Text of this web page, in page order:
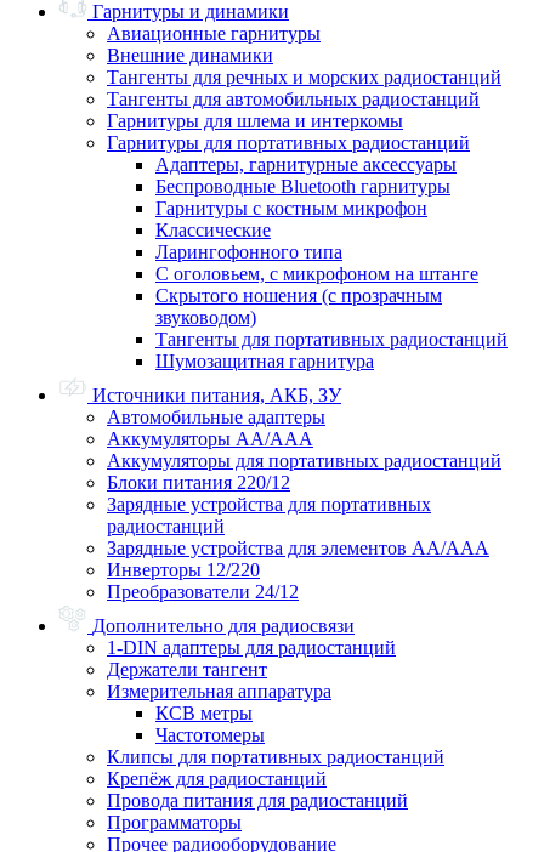
Гарнитуры и динамики
Авиационные гарнитуры
Внешние динамики
Тангенты для речных и морских радиостанций
Тангенты для автомобильных радиостанций
Гарнитуры для шлема и интеркомы
Гарнитуры для портативных радиостанций
Адаптеры, гарнитурные аксессуары
Беспроводные Bluetooth гарнитуры
Гарнитуры с костным микрофон
Классические
Ларингофонного типа
С оголовьем, с микрофоном на штанге
Скрытого ношения (с прозрачным
звуководом)
Тангенты для портативных радиостанций
Шумозащитная гарнитура
Источники питания, АКБ, ЗУ
Автомобильные адаптеры
Аккумуляторы АА/ААА
Аккумуляторы для портативных радиостанций
Блоки питания 220/12
Зарядные устройства для портативных
радиостанций
Зарядные устройства для элементов АА/ААА
Инверторы 12/220
Преобразователи 24/12
Дополнительно для радиосвязи
1-DIN адаптеры для радиостанций
Держатели тангент
Измерительная аппаратура
КСВ метры
Частотомеры
Клипсы для портативных радиостанций
Крепёж для радиостанций
Провода питания для радиостанций
Программаторы
Прочее радиооборудование